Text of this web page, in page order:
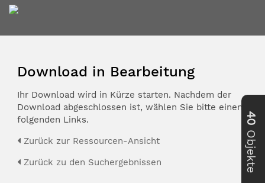
Download in Bearbeitung
Ihr Download wird in Kürze starten. Nachdem der
Download abgeschlossen ist, wählen Sie bitte einen der
folgenden Links.
Zurück zur Ressourcen-Ansicht
Zurück zu den Suchergebnissen
40
Objekte